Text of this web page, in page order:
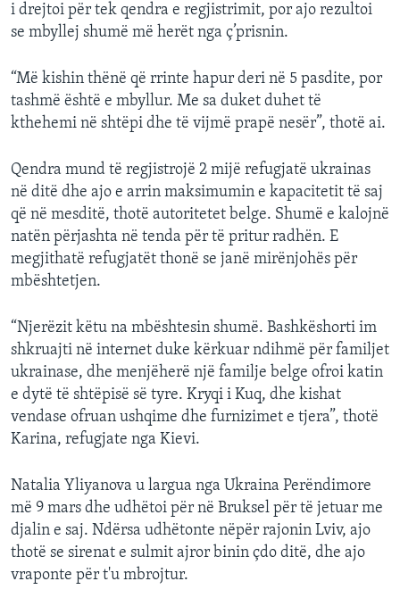
i drejtoi për tek qendra e regjistrimit, por ajo rezultoi
se mbyllej shumë më herët nga ç’prisnin.
“Më kishin thënë që rrinte hapur deri në 5 pasdite, por
tashmë është e mbyllur. Me sa duket duhet të
kthehemi në shtëpi dhe të vijmë prapë nesër”, thotë ai.
Qendra mund të regjistrojë 2 mijë refugjatë ukrainas
në ditë dhe ajo e arrin maksimumin e kapacitetit të saj
që në mesditë, thotë autoritetet belge. Shumë e kalojnë
natën përjashta në tenda për të pritur radhën. E
megjithatë refugjatët thonë se janë mirënjohës për
mbështetjen.
“Njerëzit këtu na mbështesin shumë. Bashkëshorti im
shkruajti në internet duke kërkuar ndihmë për familjet
ukrainase, dhe menjëherë një familje belge ofroi katin
e dytë të shtëpisë së tyre. Kryqi i Kuq, dhe kishat
vendase ofruan ushqime dhe furnizimet e tjera”, thotë
Karina, refugjate nga Kievi.
Natalia Yliyanova u largua nga Ukraina Perëndimore
më 9 mars dhe udhëtoi për në Bruksel për të jetuar me
djalin e saj. Ndërsa udhëtonte nëpër rajonin Lviv, ajo
thotë se sirenat e sulmit ajror binin çdo ditë, dhe ajo
vraponte për t'u mbrojtur.